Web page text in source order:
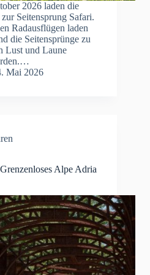
2026 laden die
Seitensprung Safari.
Radausflügen laden
die Seitensprünge zu
Lust und Laune
Mai 2026
Alpe Adria